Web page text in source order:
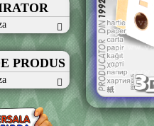
PRODUS